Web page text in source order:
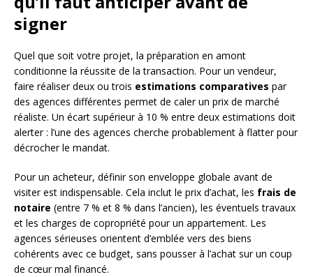
signer
Quel que soit votre projet, la préparation en amont
conditionne la réussite de la transaction. Pour un vendeur,
faire réaliser deux ou trois estimations comparatives par
des agences différentes permet de caler un prix de marché
réaliste. Un écart supérieur à 10 % entre deux estimations doit
alerter : l’une des agences cherche probablement à flatter pour
décrocher le mandat.
Pour un acheteur, définir son enveloppe globale avant de
visiter est indispensable. Cela inclut le prix d’achat, les frais de
notaire (entre 7 % et 8 % dans l’ancien), les éventuels travaux
et les charges de copropriété pour un appartement. Les
agences sérieuses orientent d’emblée vers des biens
cohérents avec ce budget, sans pousser à l’achat sur un coup
de cœur mal financé.